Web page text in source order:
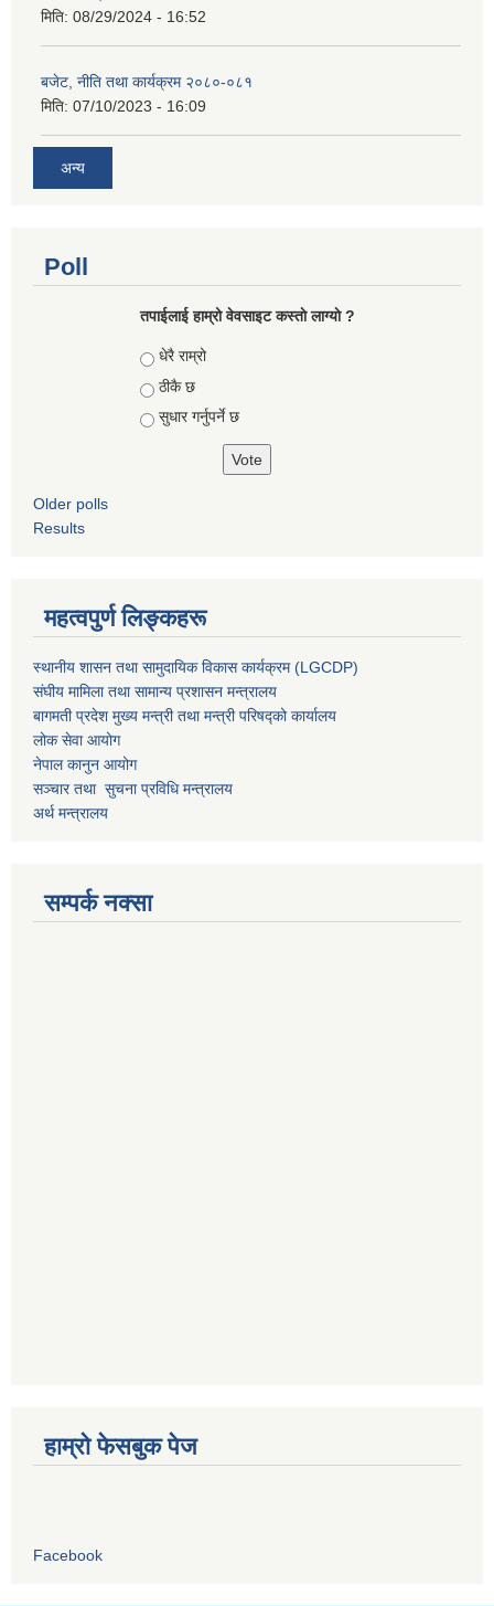
मिति: 08/29/2024 - 16:52
बजेट, नीति तथा कार्यक्रम २०८०-०८१
मिति: 07/10/2023 - 16:09
अन्य
Poll
तपाईलाई हाम्रो वेवसाइट कस्ताे लाग्याे ?
Choices
धेरै राम्रो
ठीकै छ
सुधार गर्नुपर्ने छ
Older polls
Results
महत्वपुर्ण लिङ्कहरू
स्थानीय शासन तथा सामुदायिक विकास कार्यक्रम (LGCDP)
संघीय मामिला तथा सामान्य प्रशासन मन्त्रालय
बागमती प्रदेश मुख्य मन्त्री तथा मन्त्री परिषद्को कार्यालय
लोक सेवा आयोग
नेपाल कानुन आयोग
सञ्चार तथा सुचना प्रविधि मन्त्रालय
अर्थ मन्त्रालय
सम्पर्क नक्सा
हाम्रो फेसबुक पेज
Facebook